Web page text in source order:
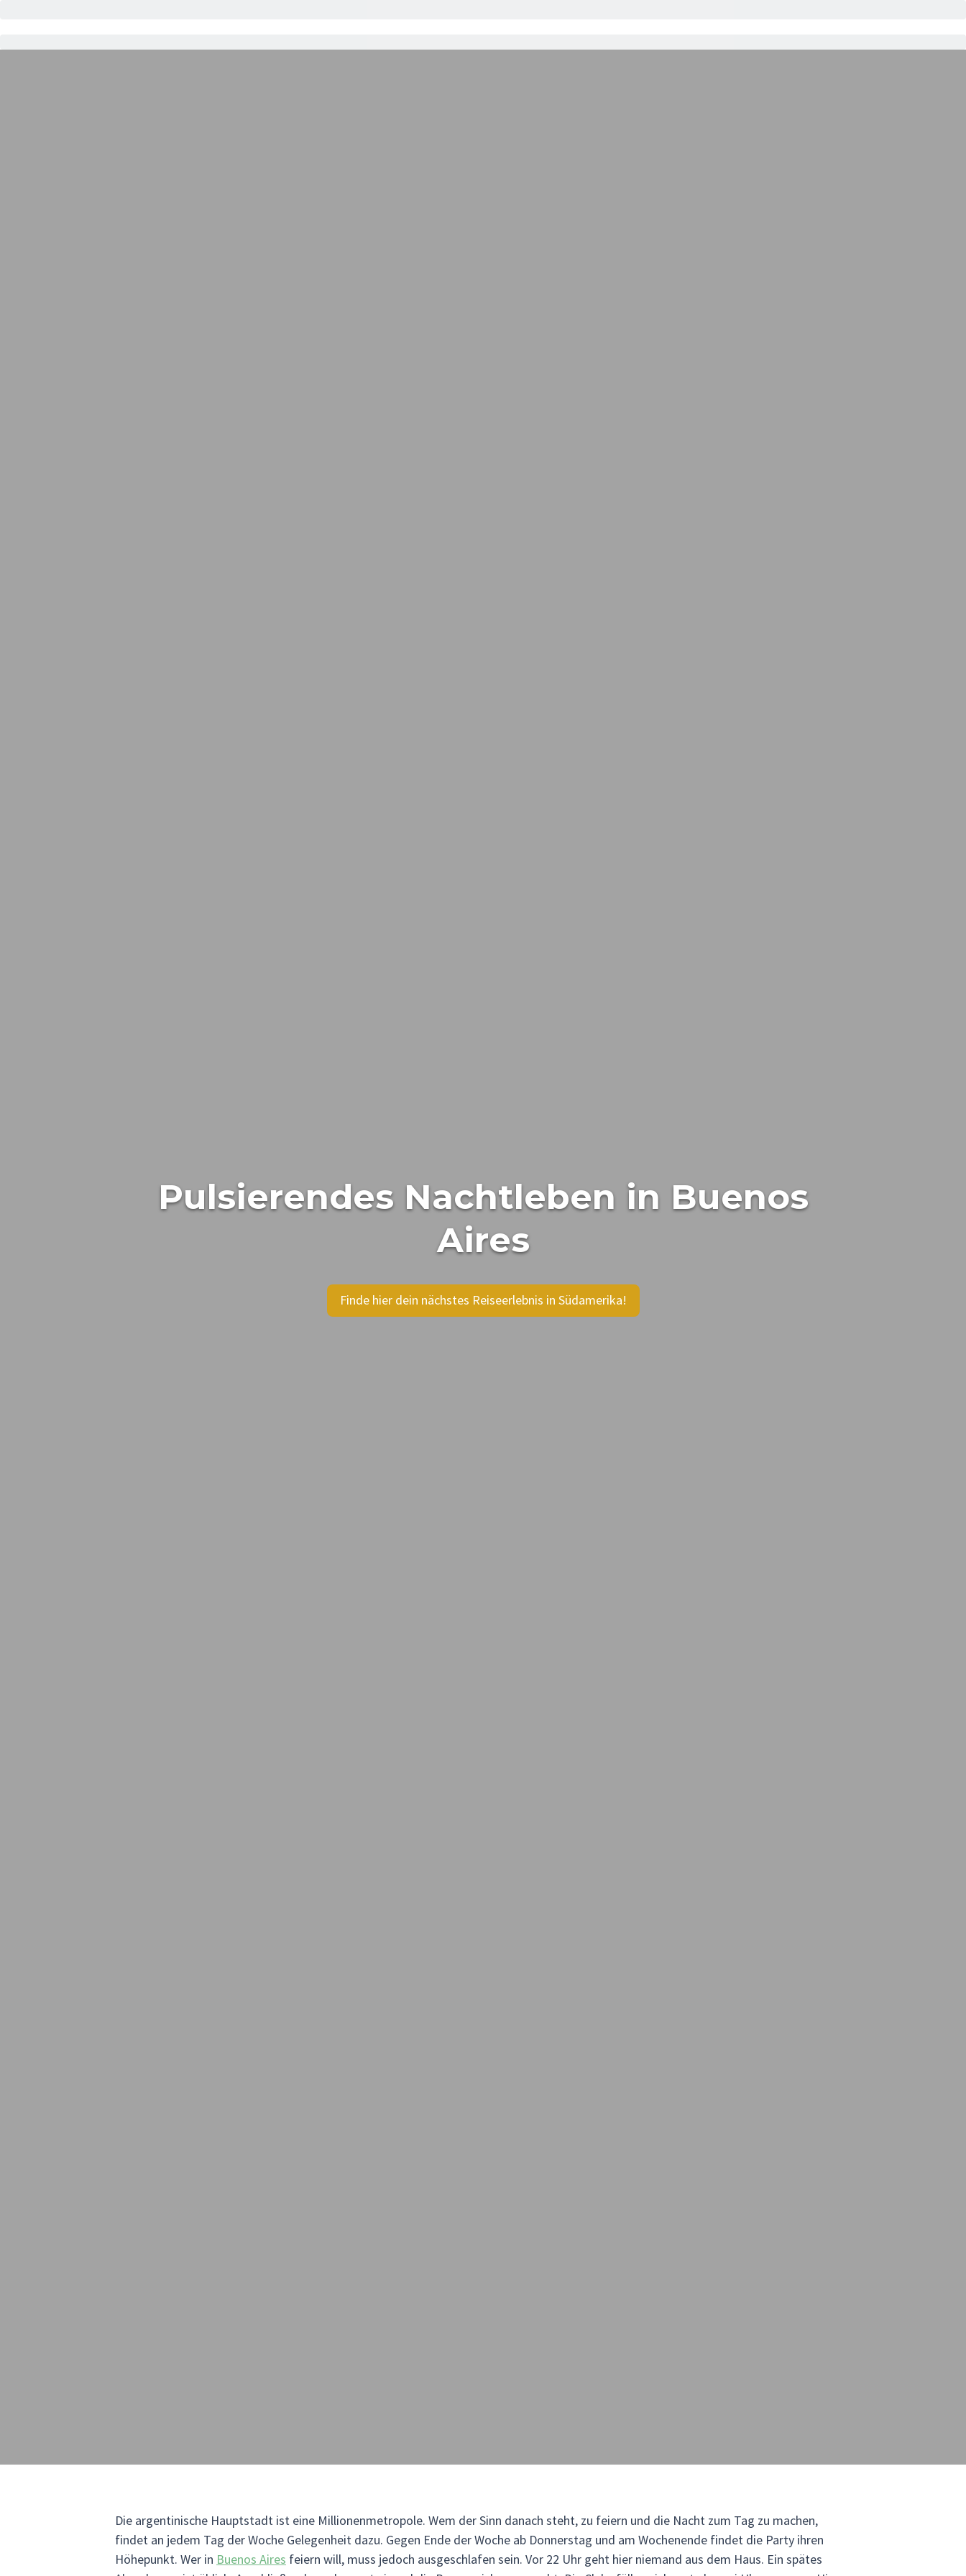
Pulsierendes Nachtleben in Buenos
Aires
Finde hier dein nächstes Reiseerlebnis in Südamerika!
Die argentinische Hauptstadt ist eine Millionenmetropole. Wem der Sinn danach steht, zu feiern und die Nacht zum Tag zu machen,
findet an jedem Tag der Woche Gelegenheit dazu. Gegen Ende der Woche ab Donnerstag und am Wochenende findet die Party ihren
Höhepunkt. Wer in Buenos Aires feiern will, muss jedoch ausgeschlafen sein. Vor 22 Uhr geht hier niemand aus dem Haus. Ein spätes